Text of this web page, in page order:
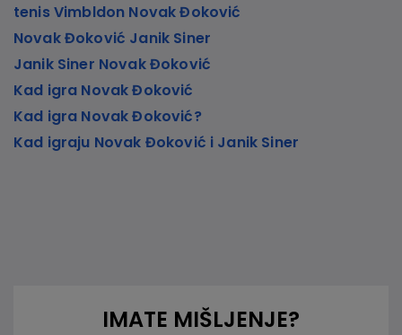
tenis Vimbldon Novak Đoković
Novak Đoković Janik Siner
Janik Siner Novak Đoković
Kad igra Novak Đoković
Kad igra Novak Đoković?
Kad igraju Novak Đoković i Janik Siner
IMATE MIŠLJENJE?